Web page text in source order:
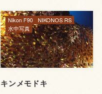
キンメモドキ
Nikon F90
NIKONOS RS
水中写真